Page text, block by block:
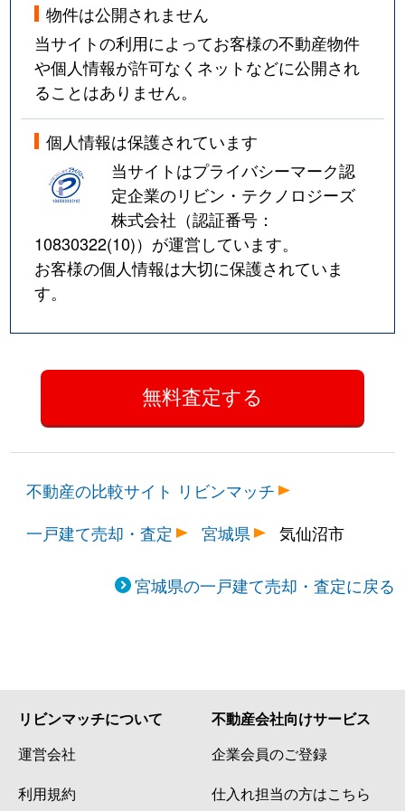
物件は公開されません
当サイトの利用によってお客様の不動産物件
や個人情報が許可なくネットなどに公開され
ることはありません。
個人情報は保護されています
当サイトはプライバシーマーク認
定企業のリビン・テクノロジーズ
株式会社（認証番号：
10830322(10)）が運営しています。
お客様の個人情報は大切に保護されていま
す。
不動産の比較サイト リビンマッチ
一戸建て売却・査定
宮城県 気仙沼市
宮城県の一戸建て売却・査定に戻る
リビンマッチについて
運営会社
利用規約
不動産会社向けサービス
企業会員のご登録
仕入れ担当の方はこちら